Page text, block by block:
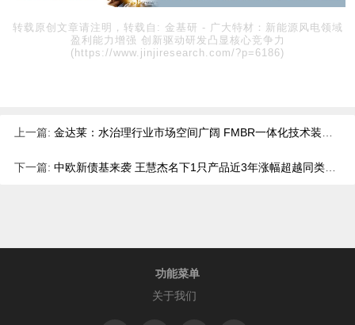
转载原创文章请注明，转载自: 金基研 - 广大特材：新能源风电领域
盈利能力增强 创新驱动研发凸显核心竞争力
(https://www.jinjiresearch.com/?p=6186)
上一篇: 金达莱：水治理行业市场空间广阔 FMBR一体化技术装备产销两旺
下一篇: 中欧新债基来袭 王慧杰名下1只产品近3年涨幅超越同类平均
功能菜单
关于我们